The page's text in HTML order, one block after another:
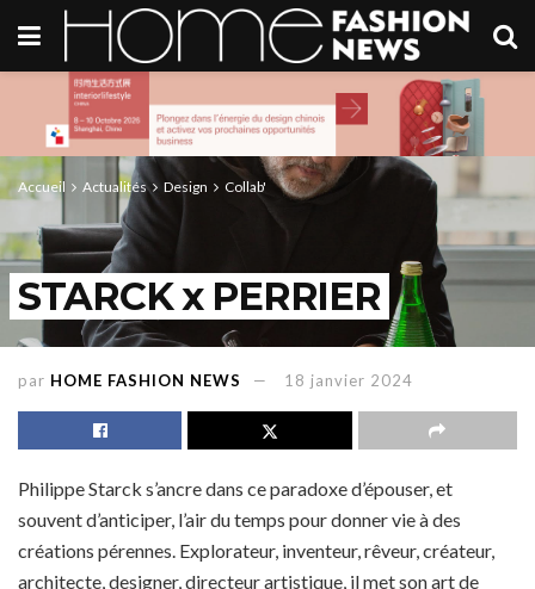
Accueil Actualités Design Collab'
STARCK x PERRIER
par HOME FASHION NEWS 18 janvier 2024
Philippe Starck s’ancre dans ce paradoxe d’épouser, et
souvent d’anticiper, l’air du temps pour donner vie à des
créations pérennes. Explorateur, inventeur, rêveur, créateur,
architecte, designer, directeur artistique, il met son art de